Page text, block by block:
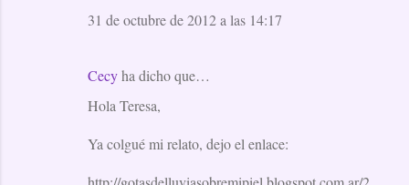
31 de octubre de 2012 a las 14:17
Cecyha dicho que…
Hola Teresa,
Ya colgué mi relato, dejo el enlace: